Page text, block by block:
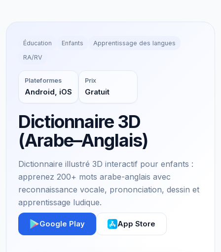
Éducation Enfants
Apprentissage des langues
RA/RV
Plateformes
Android, iOS
Prix
Gratuit
Dictionnaire 3D
(Arabe–Anglais)
Dictionnaire illustré 3D interactif pour enfants :
apprenez 200+ mots arabe-anglais avec
reconnaissance vocale, prononciation, dessin et
apprentissage ludique.
Google Play App Store